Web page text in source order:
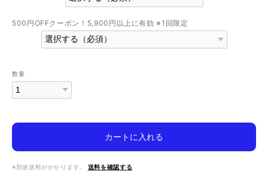
500円OFFクーポン！5,900円以上に有効 ※1回限定
数量
カートに入れる
※別途送料がかかります。
送料を確認する